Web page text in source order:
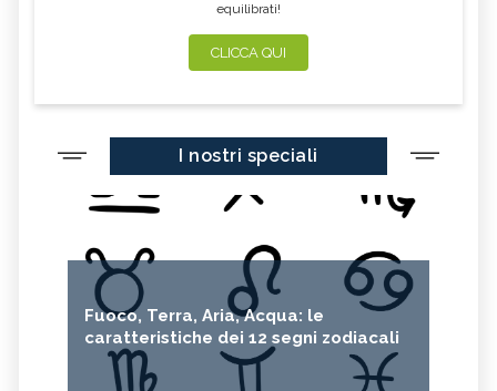
equilibrati!
CLICCA QUI
I nostri speciali
Fuoco, Terra, Aria, Acqua: le
caratteristiche dei 12 segni zodiacali